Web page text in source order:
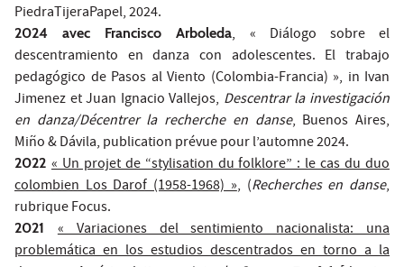
PiedraTijeraPapel, 2024.
2024 avec Francisco Arboleda, « Diálogo sobre el
descentramiento en danza con adolescentes. El trabajo
pedagógico de Pasos al Viento (Colombia-Francia) », in Ivan
Jimenez et Juan Ignacio Vallejos, Descentrar la investigación
en danza/Décentrer la recherche en danse, Buenos Aires,
Miño & Dávila, publication prévue pour l’automne 2024.
2022 « Un projet de “stylisation du folklore” : le cas du duo
colombien Los Darof (1958-1968) », (Recherches en danse,
rubrique Focus.
2021 « Variaciones del sentimiento nacionalista: una
problemática en los estudios descentrados en torno a la